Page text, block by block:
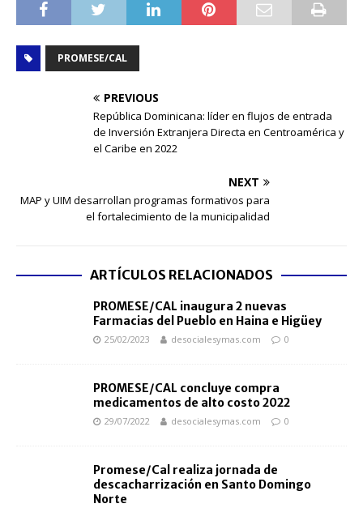
PROMESE/CAL
PREVIOUS
República Dominicana: líder en flujos de entrada
de Inversión Extranjera Directa en Centroamérica y
el Caribe en 2022
NEXT
MAP y UIM desarrollan programas formativos para
el fortalecimiento de la municipalidad
ARTÍCULOS RELACIONADOS
PROMESE/CAL inaugura 2 nuevas
Farmacias del Pueblo en Haina e Higüey
25/02/2023 desocialesymas.com 0
PROMESE/CAL concluye compra
medicamentos de alto costo 2022
29/07/2022 desocialesymas.com 0
Promese/Cal realiza jornada de
descacharrización en Santo Domingo
Norte